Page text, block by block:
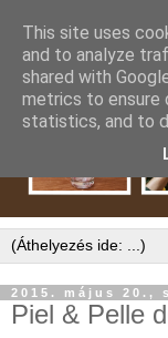
2015. május 20.,
Piel & Pelle
This site uses
and to analyze
shared with
metrics to ensure
statistics, and to